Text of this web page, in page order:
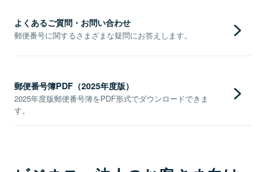
よくあるご質問・お問い合わせ
郵便番号に関するさまざまな疑問にお答えします。
郵便番号簿PDF（2025年度版）
2025年度版郵便番号簿をPDF形式でダウンロードできま
す。